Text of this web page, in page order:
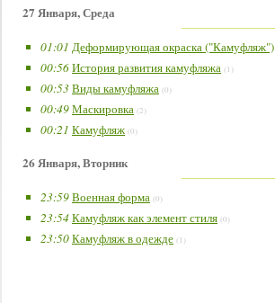
27 Января, Среда
01:01 Деформирующая окраска ("Камуфляж")
00:56История развития камуфляжа (1)
00:53Виды камуфляжа (0)
00:49Маскировка (2)
00:21 Камуфляж (0)
26 Января, Вторник
23:59Военная форма (0)
23:54Камуфляж как элемент стиля (0)
23:50Камуфляж в одежде (1)